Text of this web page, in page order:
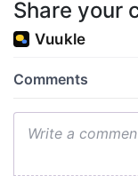
Share your